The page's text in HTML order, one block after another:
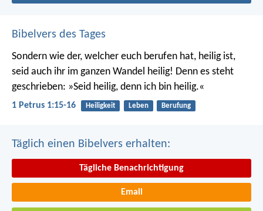
Bibelvers des Tages
Sondern wie der, welcher euch berufen hat, heilig ist,
seid auch ihr im ganzen Wandel heilig! Denn es steht
geschrieben: »Seid heilig, denn ich bin heilig.«
1 Petrus 1:15-16 Heiligkeit Leben Berufung
Täglich einen Bibelvers erhalten:
Tägliche Benachrichtigung
Email